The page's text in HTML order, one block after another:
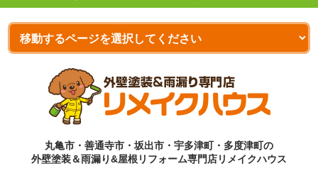
丸亀市・善通寺市・坂出市・宇多津町・多度津町の
外壁塗装＆雨漏り&屋根リフォーム専門店リメイクハウス